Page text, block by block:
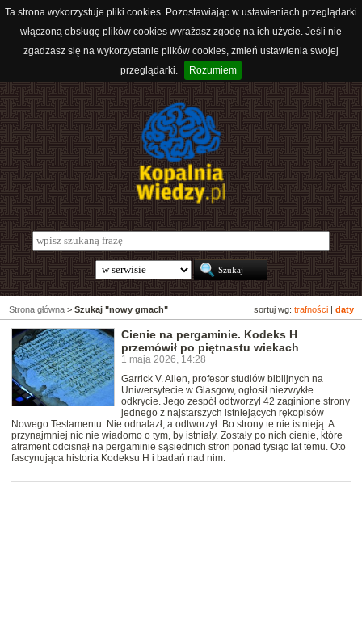
Ta strona wykorzystuje pliki cookies. Pozostawiając w ustawieniach przeglądarki
włączoną obsługę plików cookies wyrażasz zgodę na ich użycie. Jeśli nie
zgadzasz się na wykorzystanie plików cookies, zmień ustawienia swojej
przeglądarki.
Rozumiem
sortuj wg: trafności daty
Strona główna > Szukaj "nowy gmach"
Cienie na pergaminie. Kodeks H
przemówił po piętnastu wiekach
1 maja 2026, 14:28
Garrick V. Allen, profesor studiów biblijnych na
Uniwersytecie w Glasgow, ogłosił niezwykłe
odkrycie. Jego zespół odtworzył 42 zaginione strony
jednego z najstarszych istniejących rękopisów
Nowego Testamentu. Nie odnalazł, a odtworzył. Bo strony te nie istnieją. A
przynajmniej nic nie wiadomo o tym, by istniały. Zostały po nich cienie, które
atrament odcisnął na pergaminie sąsiednich stron ponad tysiąc lat temu. Oto
fascynująca historia Kodeksu H i badań nad nim.